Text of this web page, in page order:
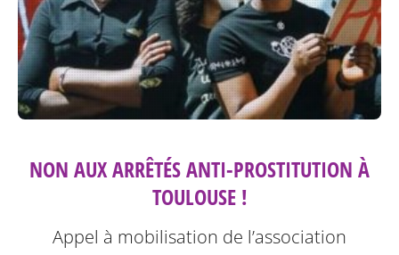
NON AUX ARRÊTÉS ANTI-PROSTITUTION À
TOULOUSE !
Appel à mobilisation de l’association